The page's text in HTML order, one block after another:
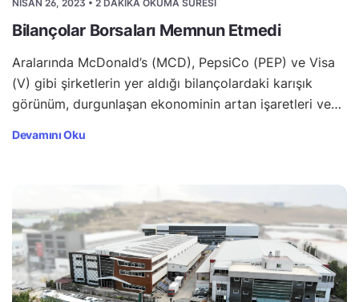
NISAN 26, 2023 • 2 DAKIKA OKUMA SÜRESI
Bilançolar Borsaları Memnun Etmedi
Aralarında McDonald’s (MCD), PepsiCo (PEP) ve Visa
(V) gibi şirketlerin yer aldığı bilançolardaki karışık
görünüm, durgunlaşan ekonominin artan işaretleri ve…
Devamını Oku